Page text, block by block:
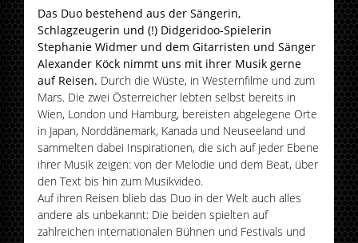
Das Duo bestehend aus der Sängerin,
Schlagzeugerin und (!) Didgeridoo-Spielerin
Stephanie Widmer und dem Gitarristen und Sänger
Alexander Köck nimmt uns mit ihrer Musik gerne
auf Reisen. Durch die Wüste, in Westernfilme und zum
Mars. Die zwei Österreicher lebten selbst bereits in
Wien, London und Hamburg, bereisten abgelegene Orte
in Japan, Norddänemark, Kanada und Neuseeland und
sammelten dabei Inspirationen, die sich auf jeder Ebene
ihrer Musik zeigen: von der Melodie und dem Beat, über
den Text bis hin zum Musikvideo.
Auf ihren Reisen blieb das Duo in der Welt auch alles
andere als unbekannt: Die beiden spielten auf
zahlreichen internationalen Bühnen und Festivals und